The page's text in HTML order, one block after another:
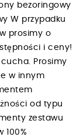
bezoringowy
W przypadku
prosimy o
i ceny!
Prosimy
w innym
od typu
zestawu
100%